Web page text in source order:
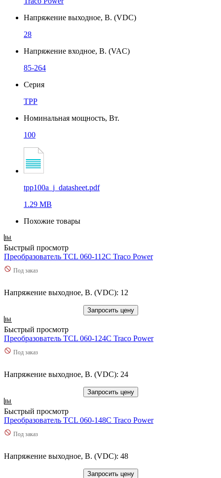
Напряжение выходное, В. (VDC)
28
Напряжение входное, В. (VAC)
85-264
Серия
TPP
Номинальная мощность, Вт.
100
tpp100a_j_datasheet.pdf
1.29 MB
Похожие товары
Быстрый просмотр
Преобразователь TCL 060-112C Traco Power
Под заказ
Напряжение выходное, В. (VDC): 12
Запросить цену
Быстрый просмотр
Преобразователь TCL 060-124C Traco Power
Под заказ
Напряжение выходное, В. (VDC): 24
Запросить цену
Быстрый просмотр
Преобразователь TCL 060-148C Traco Power
Под заказ
Напряжение выходное, В. (VDC): 48
Запросить цену